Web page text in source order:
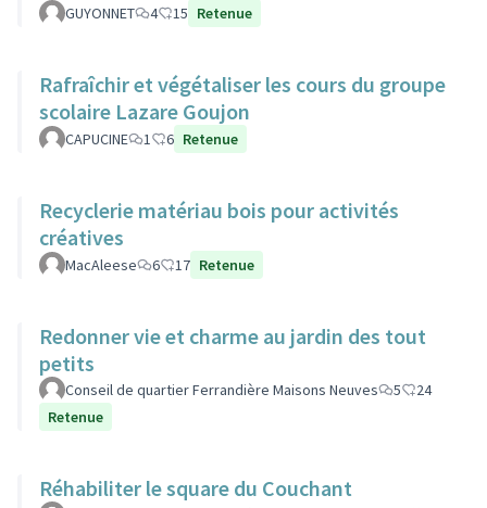
GUYONNET 4 15 Retenue
Rafraîchir et végétaliser les cours du groupe
scolaire Lazare Goujon
CAPUCINE 1 6 Retenue
Recyclerie matériau bois pour activités
créatives
MacAleese 6 17 Retenue
Redonner vie et charme au jardin des tout
petits
Conseil de quartier Ferrandière Maisons Neuves 5
24
Retenue
Réhabiliter le square du Couchant